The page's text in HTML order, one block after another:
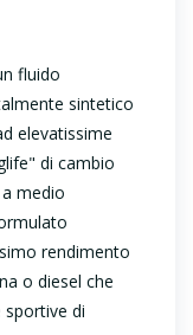
fluido
sintetico
elevatissime
di cambio
medio
rendimento
o diesel che
di